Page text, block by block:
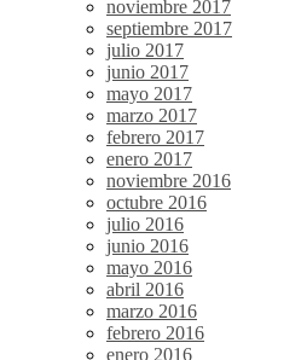
noviembre 2017
septiembre 2017
julio 2017
junio 2017
mayo 2017
marzo 2017
febrero 2017
enero 2017
noviembre 2016
octubre 2016
julio 2016
junio 2016
mayo 2016
abril 2016
marzo 2016
febrero 2016
enero 2016